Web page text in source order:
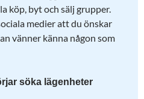
köp, byt och sälj grupper.
medier att du önskar
vänner känna någon som
söka lägenheter